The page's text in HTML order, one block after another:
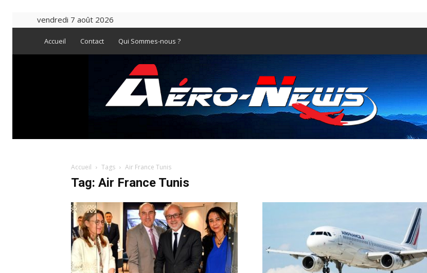
vendredi 7 août 2026
Accueil Contact Qui Sommes-nous ?
News
Accueil Tags Air France Tunis
Tag: Air France Tunis